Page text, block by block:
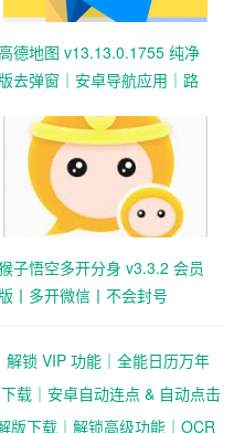
德地图 v13.13.0.1755 纯净
版去弹窗｜安卓导航应用｜路
子悟空多开分身 v3.3.2 会员
版丨多开微信丨不会封号
锁 VIP 功能｜全能日历万年
载｜安卓自动连点 & 自动点击
版下载｜解锁高级功能｜OCR